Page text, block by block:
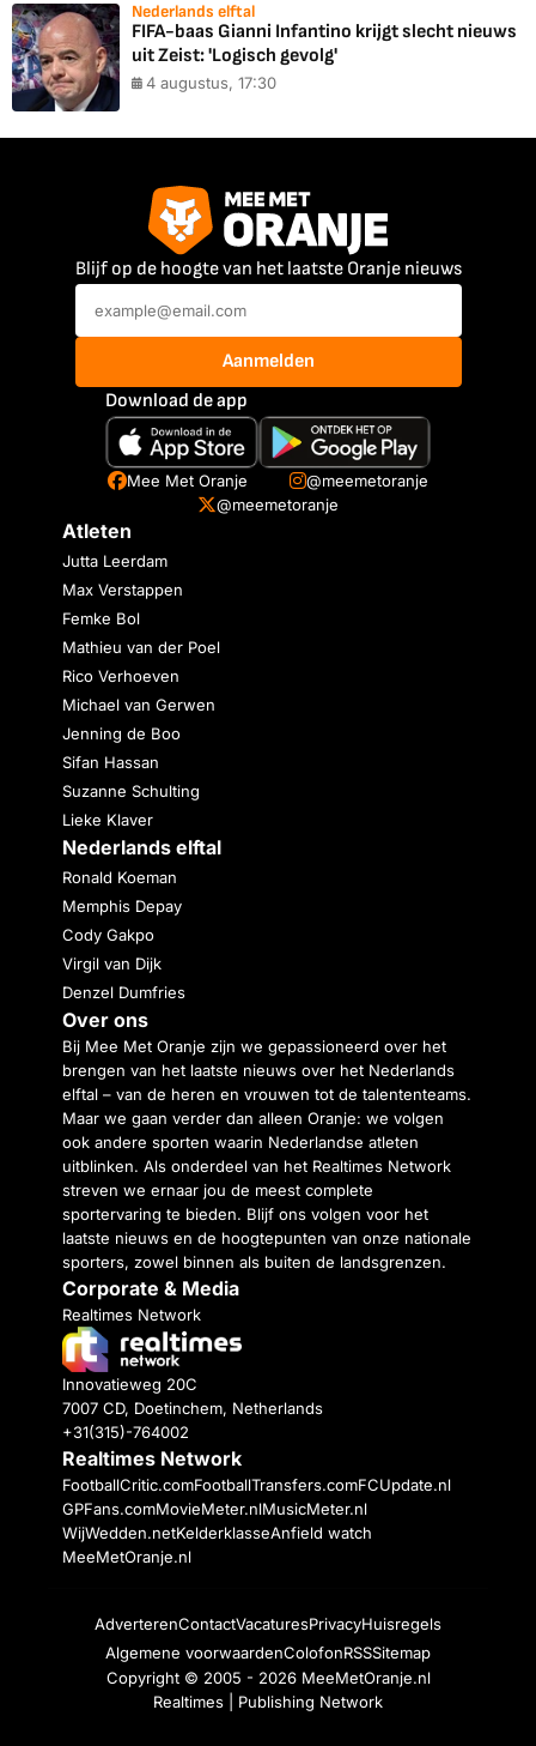
Nederlands elftal
FIFA-baas Gianni Infantino krijgt slecht nieuws
uit Zeist: 'Logisch gevolg'
4 augustus, 17:30
Blijf op de hoogte van het laatste Oranje nieuws
Aanmelden
Download de app
Mee Met Oranje
@meemetoranje
@meemetoranje
Atleten
Jutta Leerdam
Max Verstappen
Femke Bol
Mathieu van der Poel
Rico Verhoeven
Michael van Gerwen
Jenning de Boo
Sifan Hassan
Suzanne Schulting
Lieke Klaver
Nederlands elftal
Ronald Koeman
Memphis Depay
Cody Gakpo
Virgil van Dijk
Denzel Dumfries
Over ons
Bij Mee Met Oranje zijn we gepassioneerd over het
brengen van het laatste nieuws over het Nederlands
elftal – van de heren en vrouwen tot de talententeams.
Maar we gaan verder dan alleen Oranje: we volgen
ook andere sporten waarin Nederlandse atleten
uitblinken. Als onderdeel van het Realtimes Network
streven we ernaar jou de meest complete
sportervaring te bieden. Blijf ons volgen voor het
laatste nieuws en de hoogtepunten van onze nationale
sporters, zowel binnen als buiten de landsgrenzen.
Corporate & Media
Realtimes Network
Innovatieweg 20C
7007 CD, Doetinchem, Netherlands
+31(315)-764002
Realtimes Network
FootballCritic.comFootballTransfers.comFCUpdate.nl
GPFans.comMovieMeter.nlMusicMeter.nl
WijWedden.netKelderklasseAnfield watch
MeeMetOranje.nl
AdverterenContactVacaturesPrivacyHuisregels
Algemene voorwaardenColofonRSSSitemap
Copyright © 2005 - 2026 MeeMetOranje.nl
Realtimes | Publishing Network